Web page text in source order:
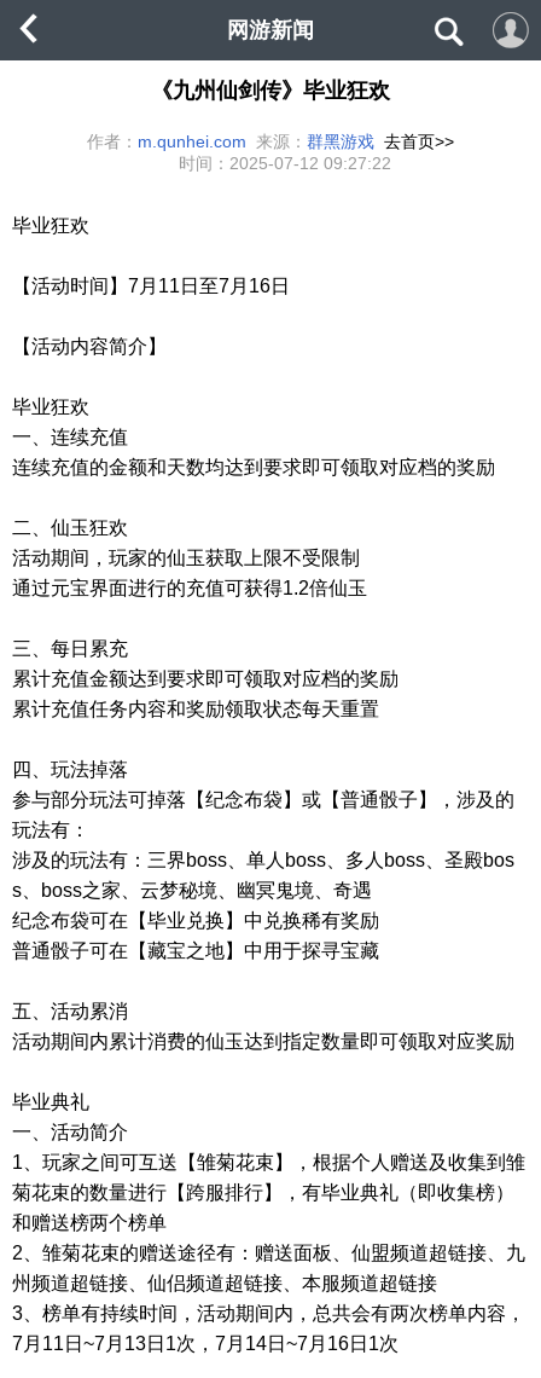
网游新闻
《九州仙剑传》毕业狂欢
作者： m.qunhei.com 来源： 群黑游戏 去首页>>
时间： 2025-07-12 09:27:22
毕业狂欢
【活动时间】7月11日至7月16日
【活动内容简介】
毕业狂欢
一、连续充值
连续充值的金额和天数均达到要求即可领取对应档的奖励
二、仙玉狂欢
活动期间，玩家的仙玉获取上限不受限制
通过元宝界面进行的充值可获得1.2倍仙玉
三、每日累充
累计充值金额达到要求即可领取对应档的奖励
累计充值任务内容和奖励领取状态每天重置
四、玩法掉落
参与部分玩法可掉落【纪念布袋】或【普通骰子】，涉及的
玩法有：
涉及的玩法有：三界boss、单人boss、多人boss、圣殿bos
s、boss之家、云梦秘境、幽冥鬼境、奇遇
纪念布袋可在【毕业兑换】中兑换稀有奖励
普通骰子可在【藏宝之地】中用于探寻宝藏
五、活动累消
活动期间内累计消费的仙玉达到指定数量即可领取对应奖励
毕业典礼
一、活动简介
1、玩家之间可互送【雏菊花束】，根据个人赠送及收集到雏
菊花束的数量进行【跨服排行】，有毕业典礼（即收集榜）
和赠送榜两个榜单
2、雏菊花束的赠送途径有：赠送面板、仙盟频道超链接、九
州频道超链接、仙侣频道超链接、本服频道超链接
3、榜单有持续时间，活动期间内，总共会有两次榜单内容，
7月11日~7月13日1次，7月14日~7月16日1次